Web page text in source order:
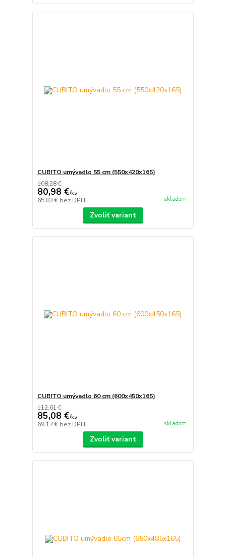
CUBITO umývadlo 55 cm (550x420x165)
108,28 €
80,98 €/ks
65,83 € bez DPH skladom
Zvoliť variant
CUBITO umývadlo 60 cm (600x450x165)
112,61 €
85,08 €/ks
69,17 € bez DPH skladom
Zvoliť variant